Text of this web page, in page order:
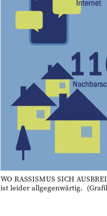
WO RASSISMUS SICH
ist leider allgegenwärtig.